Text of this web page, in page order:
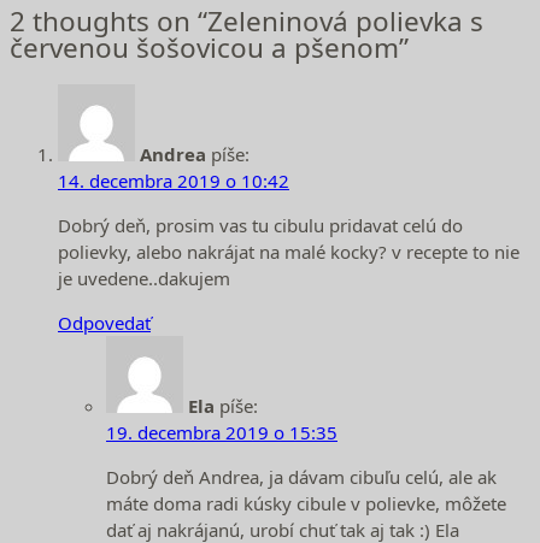
2 thoughts on “Zeleninová polievka s
červenou šošovicou a pšenom”
Andrea píše:
14. decembra 2019 o 10:42
Dobrý deň, prosim vas tu cibulu pridavat celú do
polievky, alebo nakrájat na malé kocky? v recepte to nie
je uvedene..dakujem
Odpovedať
Ela píše:
19. decembra 2019 o 15:35
Dobrý deň Andrea, ja dávam cibuľu celú, ale ak
máte doma radi kúsky cibule v polievke, môžete
dať aj nakrájanú, urobí chuť tak aj tak :) Ela